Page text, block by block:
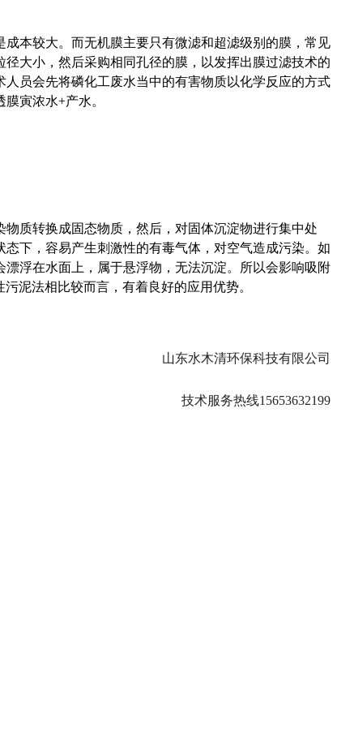
本较大。而无机膜主要只有微滤和超滤级别的膜，常见
大小，然后采购相同孔径的膜，以发挥出膜过滤技术的
员会先将磷化工废水当中的有害物质以化学反应的方式
寅浓水+产水。
质转换成固态物质，然后，对固体沉淀物进行集中处
下，容易产生刺激性的有毒气体，对空气造成污染。如
浮在水面上，属于悬浮物，无法沉淀。所以会影响吸附
泥法相比较而言，有着良好的应用优势。
山东水木清环保科技有限公司
技术服务热线15653632199